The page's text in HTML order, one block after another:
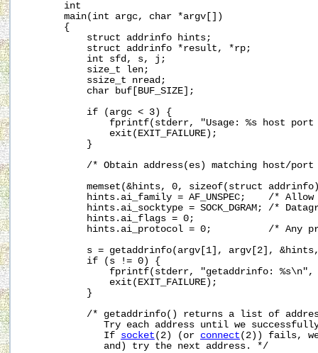
       int
       main(int argc, char *argv[])
       {
           struct addrinfo hints;
           struct addrinfo *result, *rp;
           int sfd, s, j;
           size_t len;
           ssize_t nread;
           char buf[BUF_SIZE];
           if (argc < 3) {
fprintf(stderr, "Usage: %s host
               exit(EXIT_FAILURE);
           }
/* Obtain address(es) matching host/port
memset(&hints, 0, sizeof(struct
hints.ai_family = AF_UNSPEC;    /* Allow
hints.ai_socktype = SOCK_DGRAM; /*
           hints.ai_flags = 0;
hints.ai_protocol = 0;          /* Any
s = getaddrinfo(argv[1], argv[2],
           if (s != 0) {
fprintf(stderr, "getaddrinfo: %s\n",
               exit(EXIT_FAILURE);
           }
/* getaddrinfo() returns a list of
Try each address until we
              If
socket (2) (or connect (2)) fails,
              and) try the next address. */